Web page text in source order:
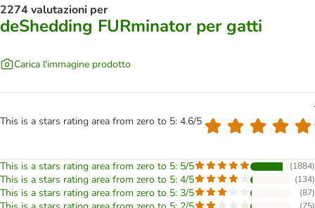
2274 valutazioni per
deShedding FURminator per gatti
Carica l'immagine prodotto
This is a stars rating area from zero to 5: 4.6/5
This is a stars rating area from zero to 5: 5/5 (1884)
This is a stars rating area from zero to 5: 4/5 (134)
This is a stars rating area from zero to 5: 3/5 (87)